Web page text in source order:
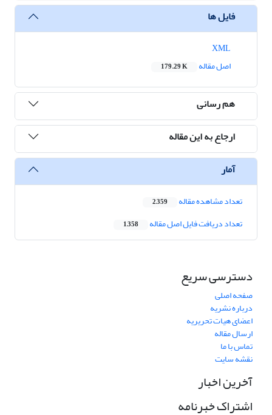
فایل ها
اصل مقاله
179.29 K
هم رسانی
ارجاع به این مقاله
آمار
تعداد مشاهده مقاله 2,359
تعداد دریافت فایل اصل مقاله 1,358
دسترسی سریع
صفحه اصلی
درباره نشریه
اعضای هیات تحریریه
ارسال مقاله
تماس با ما
نقشه سایت
آخرین اخبار
اشتراک خبرنامه